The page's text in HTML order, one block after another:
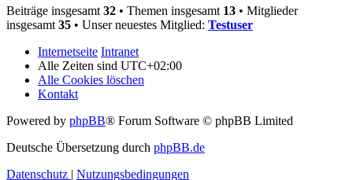
Beiträge insgesamt 32 • Themen insgesamt 13 • Mitglieder
insgesamt 35 • Unser neuestes Mitglied: Testuser
Internetseite Intranet
Alle Zeiten sind UTC+02:00
Alle Cookies löschen
Kontakt
Powered by phpBB® Forum Software © phpBB Limited
Deutsche Übersetzung durch phpBB.de
Datenschutz | Nutzungsbedingungen